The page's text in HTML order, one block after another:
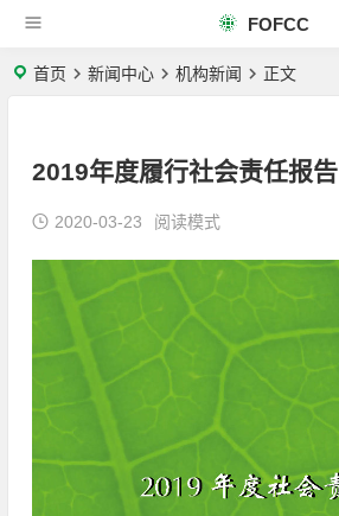
FOFCC
首页 新闻中心 机构新闻 正文
2019年度履行社会责任报告
2020-03-23 阅读模式